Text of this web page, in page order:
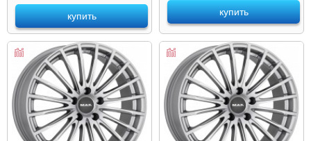
купить купить